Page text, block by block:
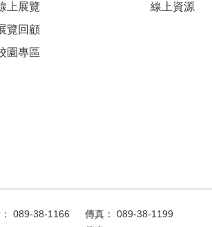
上展覽
覽回顧
園專區
線上資源
089-38-1166
傳真： 089-38-1199